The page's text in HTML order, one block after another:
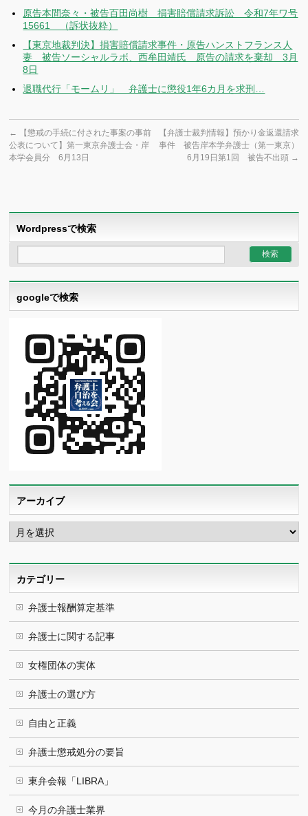
原告本間奈々・被告百田尚樹 損害賠償請求訴訟 令和7年ワ号
15661 （訴状抜粋）
【東京地裁判決】損害賠償請求事件・原告ハンストフランス人
妻 被告ソーシャルラボ、西牟田靖氏 原告の請求を棄却 3月
8日
退職代行「モームリ」 弁護士に懲役1年6カ月を求刑…
←
【懲戒の手続に付された事案の事前
公表について】第一東京弁護士会・岸
本学会員分 6月13日
【弁護士裁判情報】預かり金返還請求
事件 被告岸本学弁護士（第一東京）
6月19日第1回 被告不出頭 →
Wordpressで検索
googleで検索
アーカイブ
ア
ー
カ
カテゴリー
弁護士報酬算定基準
弁護士に関する記事
女権団体の実体
弁護士の選び方
自由と正義
弁護士懲戒処分の要旨
東弁会報「LIBRA」
今月の弁護士業界